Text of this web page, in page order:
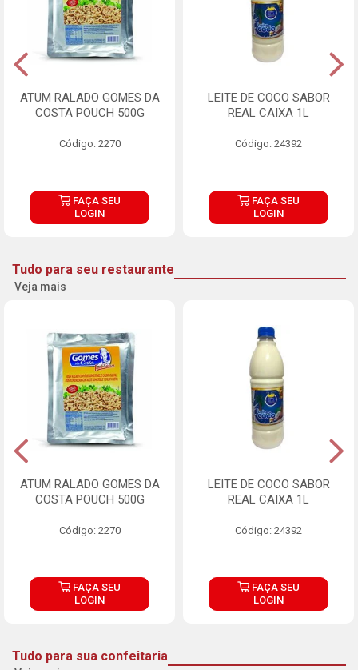
ATUM RALADO GOMES DA
COSTA POUCH 500G
Código: 2270
FAÇA SEU
LOGIN
LEITE DE COCO SABOR
REAL CAIXA 1L
Código: 24392
FAÇA SEU
LOGIN
Tudo para seu restaurante
Veja mais
ATUM RALADO GOMES DA
COSTA POUCH 500G
Código: 2270
FAÇA SEU
LOGIN
LEITE DE COCO SABOR
REAL CAIXA 1L
Código: 24392
FAÇA SEU
LOGIN
Tudo para sua confeitaria